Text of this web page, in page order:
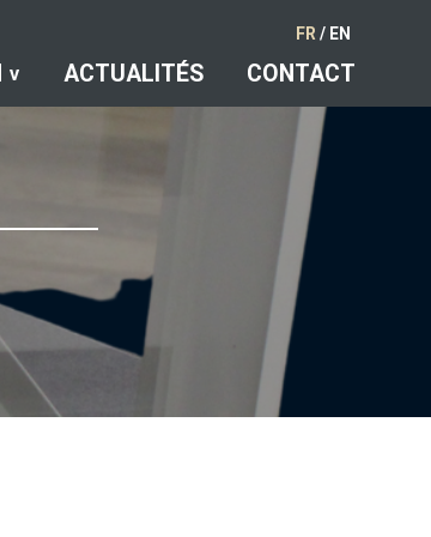
FR / EN
ACTUALITÉS CONTACT